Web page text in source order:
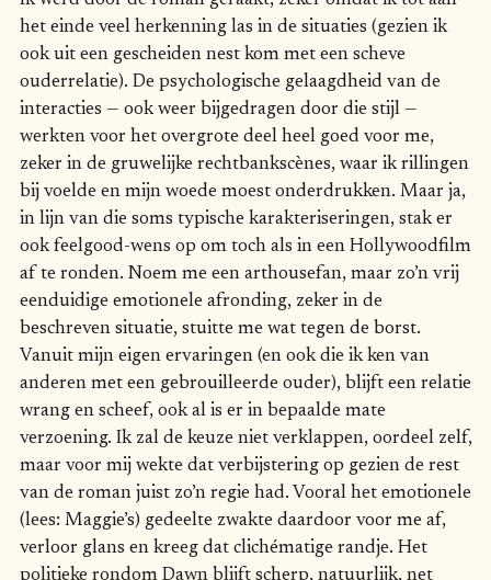
het einde veel herkenning las in de situaties (gezien ik
ook uit een gescheiden nest kom met een scheve
ouderrelatie). De psychologische gelaagdheid van de
interacties — ook weer bijgedragen door die stijl —
werkten voor het overgrote deel heel goed voor me,
zeker in de gruwelijke rechtbankscènes, waar ik rillingen
bij voelde en mijn woede moest onderdrukken. Maar ja,
in lijn van die soms typische karakteriseringen, stak er
ook feelgood-wens op om toch als in een Hollywoodfilm
af te ronden. Noem me een arthousefan, maar zo’n vrij
eenduidige emotionele afronding, zeker in de
beschreven situatie, stuitte me wat tegen de borst.
Vanuit mijn eigen ervaringen (en ook die ik ken van
anderen met een gebrouilleerde ouder), blijft een relatie
wrang en scheef, ook al is er in bepaalde mate
verzoening. Ik zal de keuze niet verklappen, oordeel zelf,
maar voor mij wekte dat verbijstering op gezien de rest
van de roman juist zo’n regie had. Vooral het emotionele
(lees: Maggie’s) gedeelte zwakte daardoor voor me af,
verloor glans en kreeg dat clichématige randje. Het
politieke rondom Dawn blijft scherp, natuurlijk, net